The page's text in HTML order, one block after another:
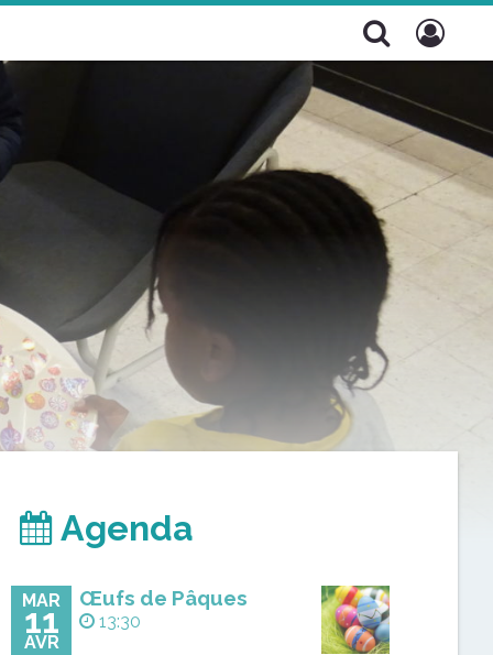
Agenda
MAR
11
AVR
Œufs de Pâques
13:30